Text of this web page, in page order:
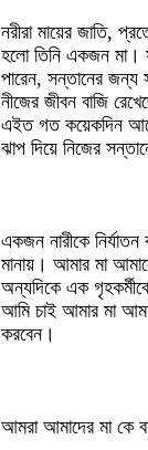
নরীরা মায়ের জাতি,
হলো তিনি একজন মা।
পারেন, সন্তানের জন্য
নীজের জীবন বাজি
এইত গত কয়েকদিন
ঝাপ দিয়ে নিজের
একজন নারীকে নির্যাতন
মানায়। আমার মা
অন্যদিকে এক
আমি চাই আমার মা
করবেন।
আমরা আমাদের মা কে